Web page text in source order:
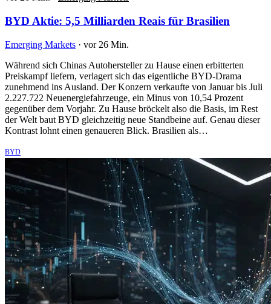
BYD Aktie: 5,5 Milliarden Reais für Brasilien
Emerging Markets · vor 26 Min.
Während sich Chinas Autohersteller zu Hause einen erbitterten
Preiskampf liefern, verlagert sich das eigentliche BYD-Drama
zunehmend ins Ausland. Der Konzern verkaufte von Januar bis Juli
2.227.722 Neuenergiefahrzeuge, ein Minus von 10,54 Prozent
gegenüber dem Vorjahr. Zu Hause bröckelt also die Basis, im Rest
der Welt baut BYD gleichzeitig neue Standbeine auf. Genau dieser
Kontrast lohnt einen genaueren Blick. Brasilien als…
BYD